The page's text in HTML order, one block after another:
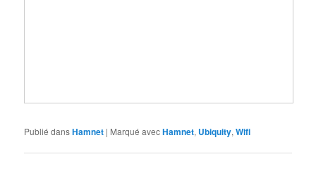
Publié dansHamnet | Marqué avecHamnet, Ubiquity,Wifi